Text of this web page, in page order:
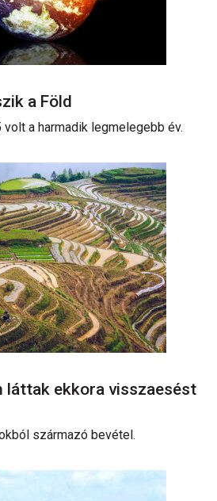
a Föld
a harmadik legmelegebb év.
láttak ekkora visszaesést
származó bevétel.